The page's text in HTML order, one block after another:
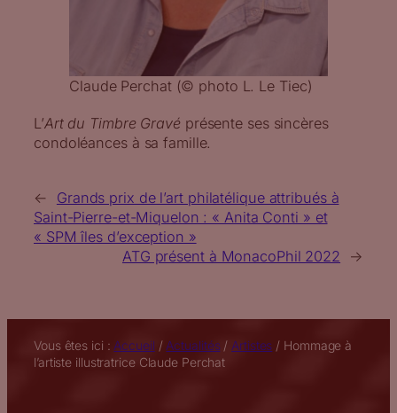
Claude Perchat (© photo L. Le Tiec)
L’Art du Timbre Gravéprésente ses sincères
condoléances à sa famille.
←
Grands prix de l’art philatélique attribués à
Saint-Pierre-et-Miquelon : « Anita Conti » et
« SPM îles d’exception »
ATG présent à MonacoPhil 2022
→
Vous êtes ici : Accueil / Actualités/ Artistes / Hommage à
l’artiste illustratrice Claude Perchat